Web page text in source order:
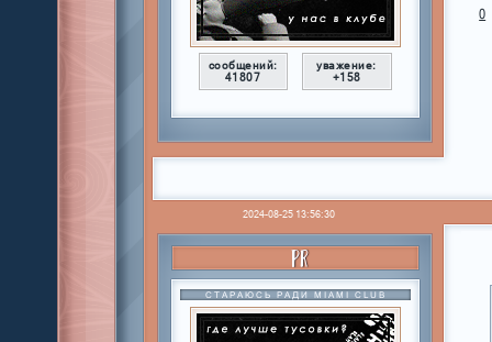
сообщений:
41807
уважение:
+158
0
2024-08-25 13:56:30
PR
СТАРАЮСЬ РАДИ MIAMI CLUB